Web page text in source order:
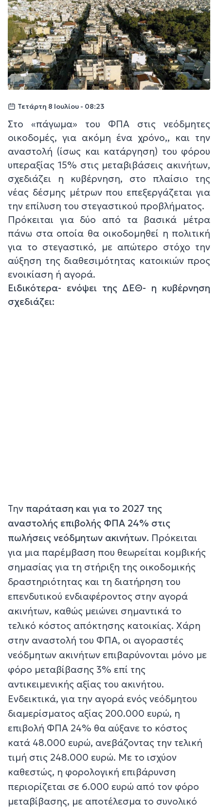
Τετάρτη 8 Ιουλίου - 08:23
Στο «πάγωμα» του ΦΠΑ στις νεόδμητες
οικοδομές, για ακόμη ένα χρόνο,, και την
αναστολή (ίσως και κατάργηση) του φόρου
υπεραξίας 15% στις μεταβιβάσεις ακινήτων,
σχεδιάζει η κυβέρνηση, στο πλαίσιο της
νέας δέσμης μέτρων που επεξεργάζεται για
την επίλυση του στεγαστικού προβλήματος.
Πρόκειται για δύο από τα βασικά μέτρα
πάνω στα οποία θα οικοδομηθεί η πολιτική
για το στεγαστικό, με απώτερο στόχο την
αύξηση της διαθεσιμότητας κατοικιών προς
ενοικίαση ή αγορά.
Ειδικότερα- ενόψει της ΔΕΘ- η κυβέρνηση
σχεδιάζει:
Την παράταση και για το 2027 της
αναστολής επιβολής ΦΠΑ 24% στις
πωλήσεις νεόδμητων ακινήτων. Πρόκειται
για μια παρέμβαση που θεωρείται κομβικής
σημασίας για τη στήριξη της οικοδομικής
δραστηριότητας και τη διατήρηση του
επενδυτικού ενδιαφέροντος στην αγορά
ακινήτων, καθώς μειώνει σημαντικά το
τελικό κόστος απόκτησης κατοικίας. Χάρη
στην αναστολή του ΦΠΑ, οι αγοραστές
νεόδμητων ακινήτων επιβαρύνονται μόνο με
φόρο μεταβίβασης 3% επί της
αντικειμενικής αξίας του ακινήτου.
Ενδεικτικά, για την αγορά ενός νεόδμητου
διαμερίσματος αξίας 200.000 ευρώ, η
επιβολή ΦΠΑ 24% θα αύξανε το κόστος
κατά 48.000 ευρώ, ανεβάζοντας την τελική
τιμή στις 248.000 ευρώ. Με το ισχύον
καθεστώς, η φορολογική επιβάρυνση
περιορίζεται σε 6.000 ευρώ από τον φόρο
μεταβίβασης, με αποτέλεσμα το συνολικό